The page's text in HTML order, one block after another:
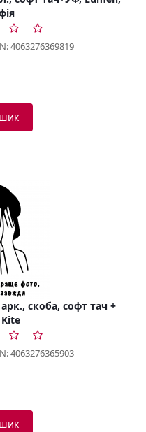
4063276369819
скоба, софт тач +
4063276365903